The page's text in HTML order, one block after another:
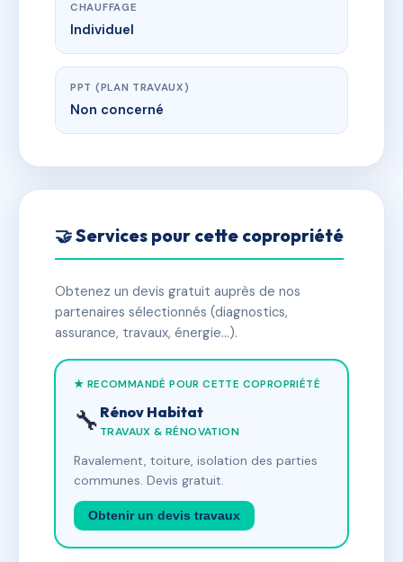
CHAUFFAGE
Individuel
PPT (PLAN TRAVAUX)
Non concerné
🤝 Services pour cette copropriété
Obtenez un devis gratuit auprès de nos
partenaires sélectionnés (diagnostics,
assurance, travaux, énergie…).
★ RECOMMANDÉ POUR CETTE COPROPRIÉTÉ
🔧 Rénov Habitat
TRAVAUX & RÉNOVATION
Ravalement, toiture, isolation des parties
communes. Devis gratuit.
Obtenir un devis travaux